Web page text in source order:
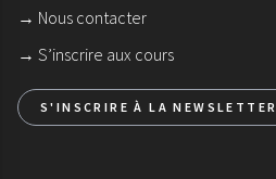
→ Nous contacter
→ S’inscrire aux cours
S'INSCRIRE À LA NEWSLETTER